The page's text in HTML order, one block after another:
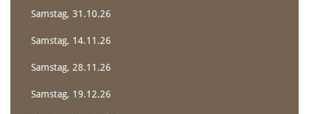
Samstag, 31.10.26
Samstag, 14.11.26
Samstag, 28.11.26
Samstag, 19.12.26